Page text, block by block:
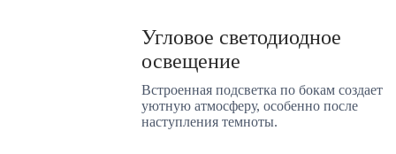
Угловое светодиодное
освещение
Встроенная подсветка по бокам создает
уютную атмосферу, особенно после
наступления темноты.